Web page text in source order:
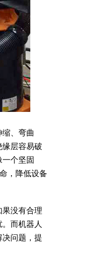
、弯曲
层容易破
个坚固
，降低设备
没有合理
而机器人
问题，提